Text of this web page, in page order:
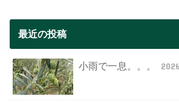
最近の投稿
小雨で一息。。。